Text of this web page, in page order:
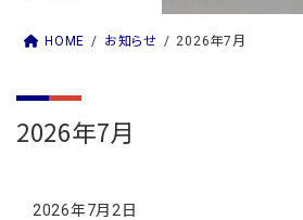
HOME お知らせ 2026年7月
2026年7月
2026年7月2日